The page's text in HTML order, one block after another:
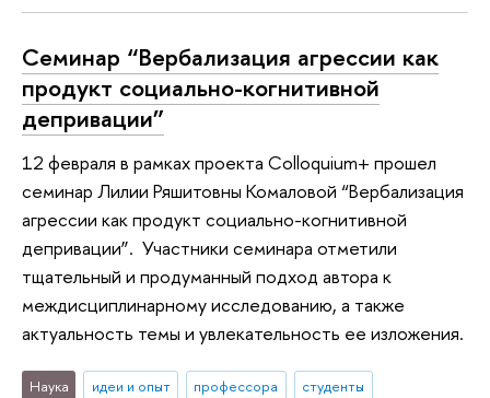
Cеминар “Вербализация агрессии как
продукт социально-когнитивной
депривации”
12 февраля в рамках проекта Colloquium+ прошел
семинар Лилии Ряшитовны Комаловой “Вербализация
агрессии как продукт социально-когнитивной
депривации”. Участники семинара отметили
тщательный и продуманный подход автора к
междисциплинарному исследованию, а также
актуальность темы и увлекательность ее изложения.
Наука идеи и опыт профессора
студенты